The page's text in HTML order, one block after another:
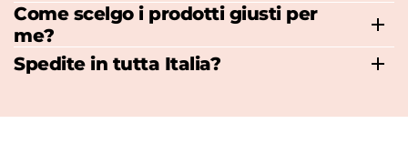
Come scelgo i prodotti giusti per
me?
Spedite in tutta Italia?